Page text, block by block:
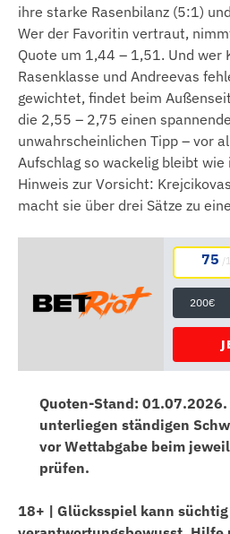
ihre starke Rasenbilanz (5:1)
Wer der Favoritin vertraut,
Quote um 1,44 – 1,51. Und wer
Rasenklasse und Andreevas
gewichtet, findet beim
die 2,55 – 2,75 einen
unwahrscheinlichen Tipp – vor
Aufschlag so wackelig bleibt wie
Hinweis zur Vorsicht:
macht sie über drei Sätze zu
75 /
200€
Quoten-Stand:
unterliegen ständigen
vor Wettabgabe beim
prüfen.
18+ | Glücksspiel kann